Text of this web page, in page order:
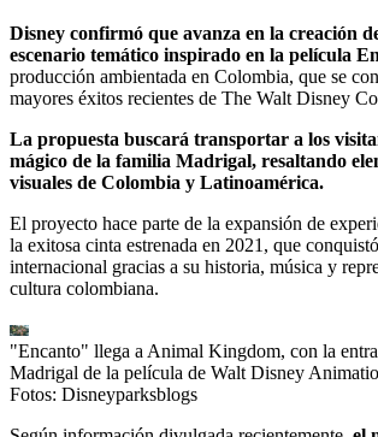
Disney confirmó que avanza en la creación
escenario temático inspirado en la película
producción ambientada en Colombia, que se
mayores éxitos recientes de The Walt Disney
La propuesta buscará transportar a los
mágico de la familia Madrigal, resaltando
visuales de Colombia y Latinoamérica.
El proyecto hace parte de la expansión de
la exitosa cinta estrenada en 2021, que
internacional gracias a su historia, música y
cultura colombiana.
"Encanto" llega a Animal Kingdom, con la
Madrigal de la película de Walt Disney
Fotos: Disneyparksblogs